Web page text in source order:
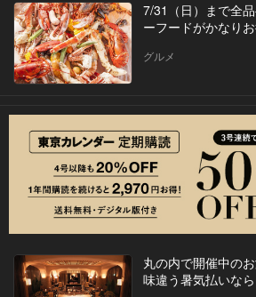
7/31（日）まで全
ーフードがかなりお
グルメ
丸の内で開催中の
味違う暑気払いな